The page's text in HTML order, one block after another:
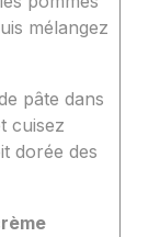
mélangez
pâte dans
cuisez
dorée des